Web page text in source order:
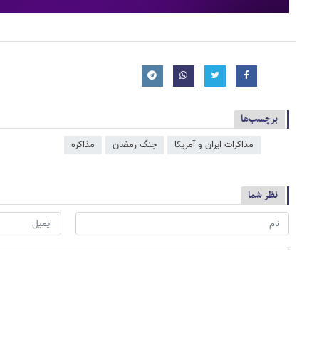
برچسب‌ها
مذاکرات ایران و آمریکا جنگ رمضان مذاکره
نظر شما